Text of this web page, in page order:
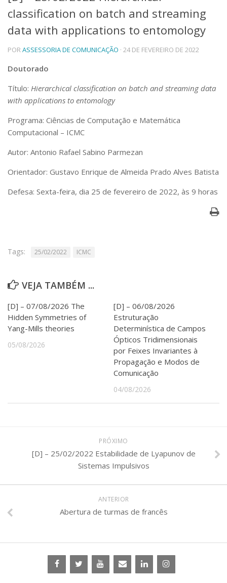
Telefones e Mapas
Pessoas
Ensino
Graduação
Educação a distância
Pesquisa e Inovação
Centros, Núcleos e Projetos em Rede
Pós-doutorado
Transferência de Tecnologia
Projetos, Programas e Cursos
Apoio ao Estudante
RH, Administrativo e Financeiro
Outros serviços
Comunicação
Assessorias e Mídias
Aplicativos e Sites
Jornal da USP
classification on batch and streaming
data with applications to entomology
PORASSESSORIA DE COMUNICAÇÃO · 24 DE FEVEREIRO DE 2022
Doutorado
Título: Hierarchical classification on batch and streaming data
with applications to entomology
Programa: Ciências de Computação e Matemática
Computacional – ICMC
Autor: Antonio Rafael Sabino Parmezan
Orientador: Gustavo Enrique de Almeida Prado Alves Batista
Defesa: Sexta-feira, dia 25 de fevereiro de 2022, às 9 horas
Tags: 25/02/2022 ICMC
VEJA TAMBÉM ...
[D] – 07/08/2026 The
Hidden Symmetries of
Yang-Mills theories
05/08/2026
[D] – 06/08/2026
Estruturação
Determinística de Campos
Ópticos Tridimensionais
por Feixes Invariantes à
Propagação e Modos de
Comunicação
04/08/2026
PRÓXIMO
[D] – 25/02/2022 Estabilidade de Lyapunov de
Sistemas Impulsivos
ANTERIOR
Abertura de turmas de francês